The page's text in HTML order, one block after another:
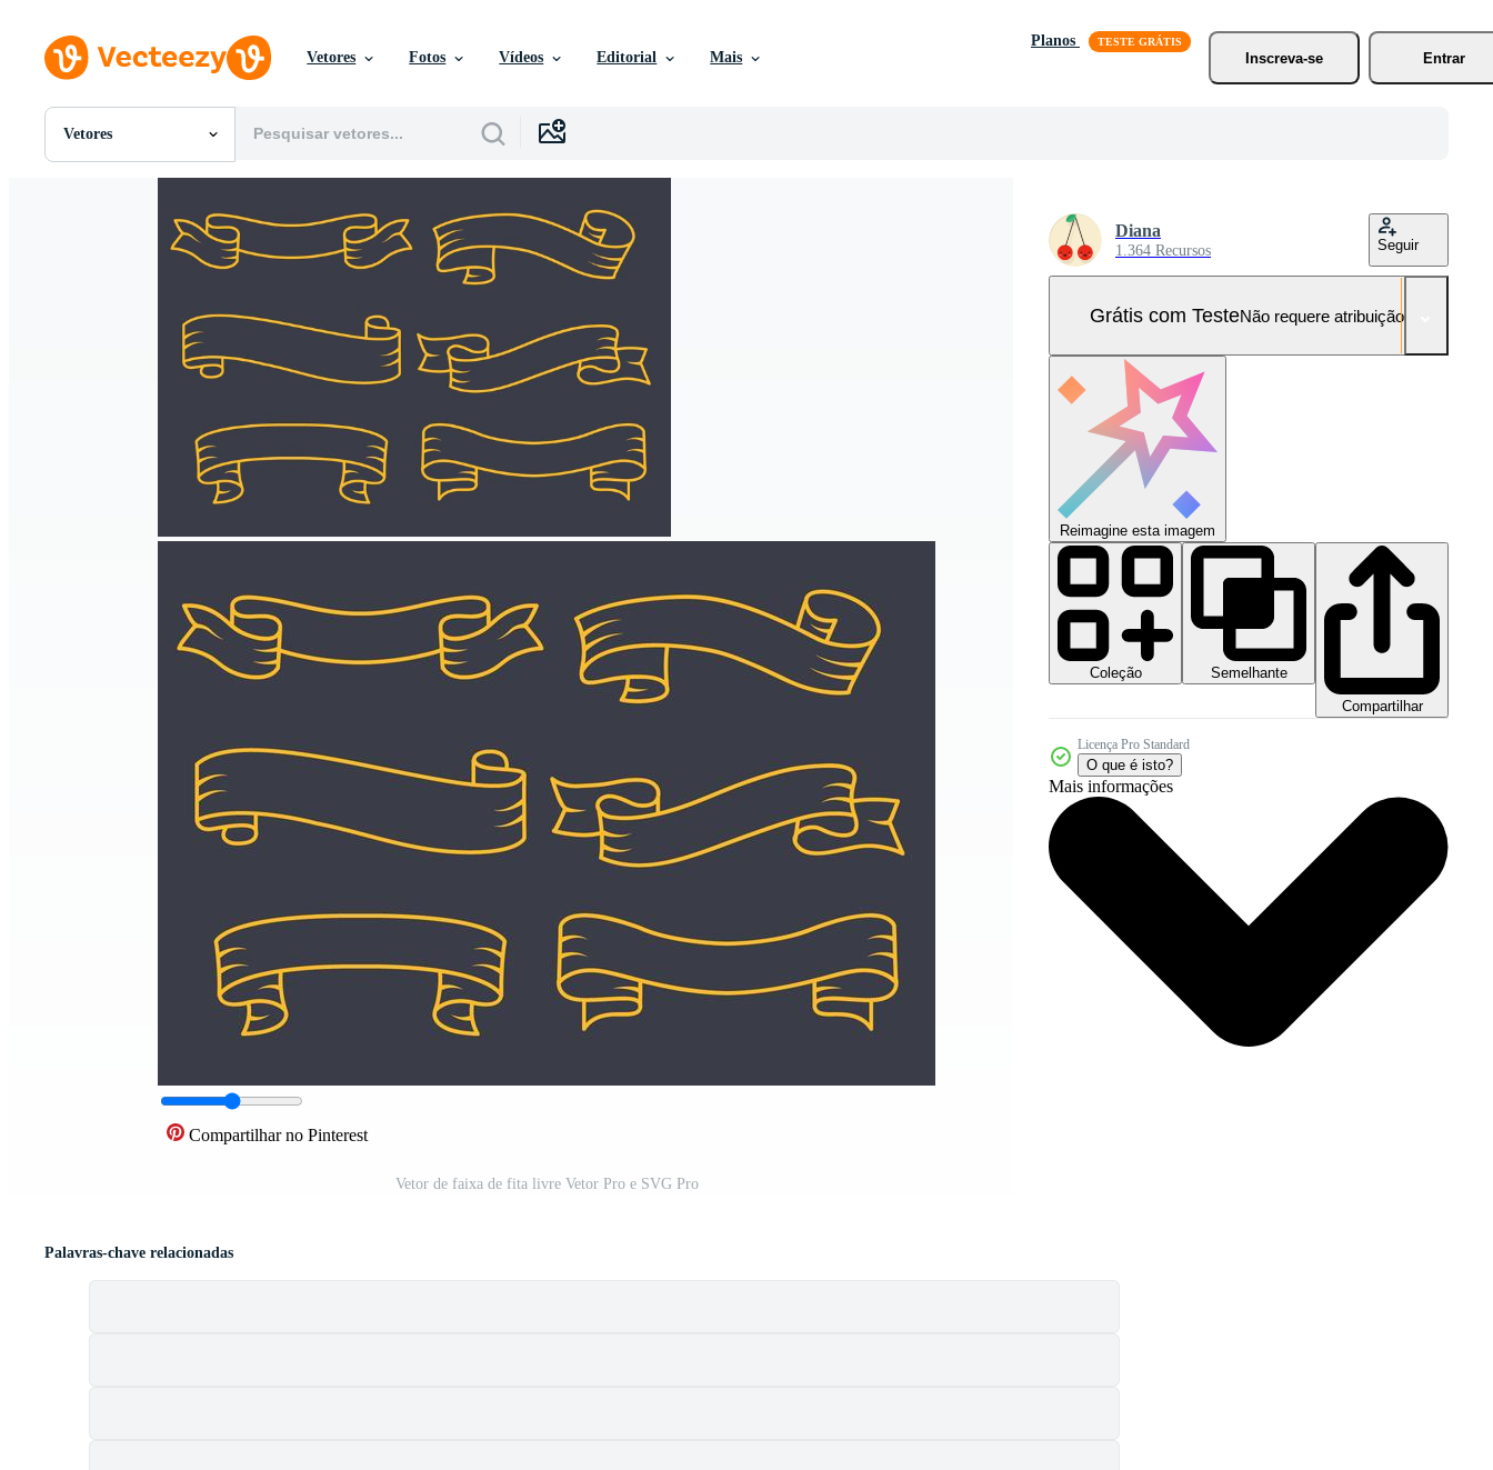
Vetores Fotos Vídeos Editorial Mais
Planos
Inscreva-se
Entrar
Vetores
Todas Imagens
Motion graphics
Imagens Editoriais
Compartilhar no Pinterest
Vetor de faixa de fita livre Vetor Pro e SVG Pro
Diana
1.364 Recursos Seguir
Grátis com TesteNão requere atribuição!
Reimagine esta imagem
Coleção
Semelhante
Compartilhar
Licença Pro Standard
O que é isto?
Mais informações
Palavras-chave relacionadas